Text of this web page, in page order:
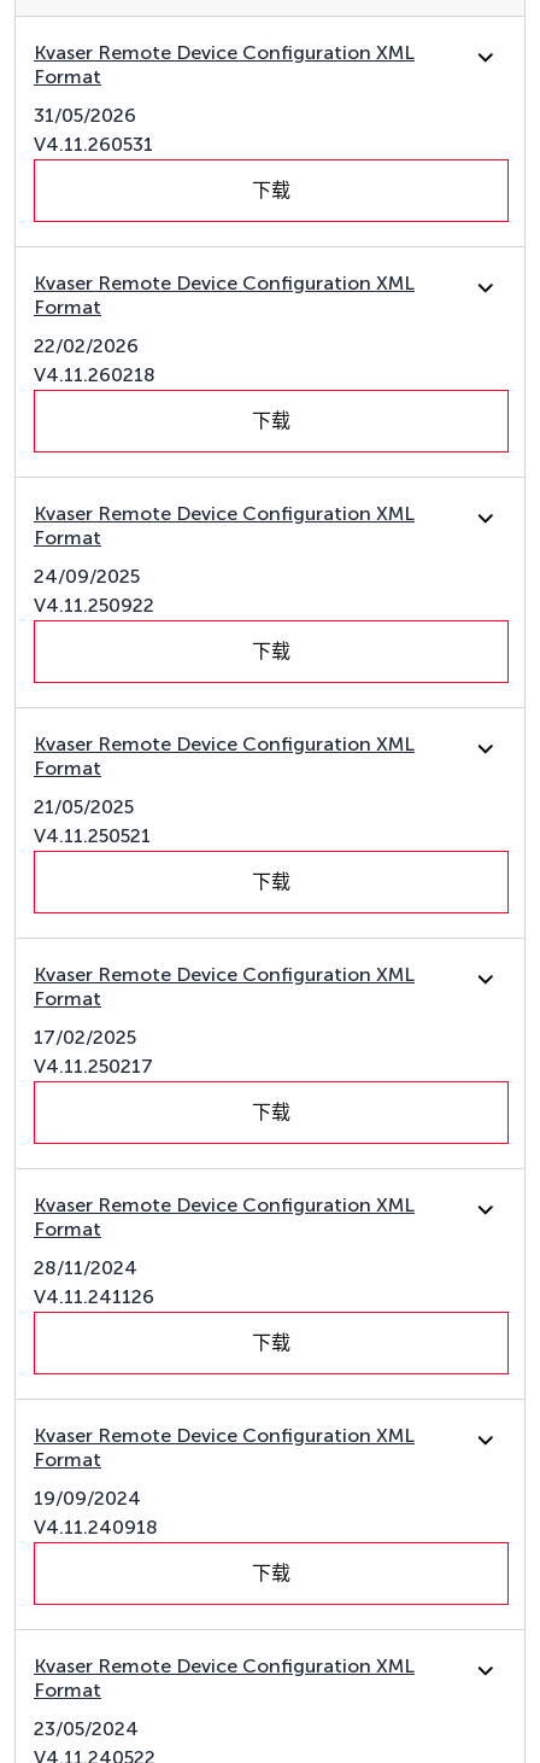
Kvaser Remote Device Configuration XML
Format
31/05/2026
V4.11.260531
下载
Kvaser Remote Device Configuration XML
Format
22/02/2026
V4.11.260218
下载
Kvaser Remote Device Configuration XML
Format
24/09/2025
V4.11.250922
下载
Kvaser Remote Device Configuration XML
Format
21/05/2025
V4.11.250521
下载
Kvaser Remote Device Configuration XML
Format
17/02/2025
V4.11.250217
下载
Kvaser Remote Device Configuration XML
Format
28/11/2024
V4.11.241126
下载
Kvaser Remote Device Configuration XML
Format
19/09/2024
V4.11.240918
下载
Kvaser Remote Device Configuration XML
Format
23/05/2024
V4.11.240522